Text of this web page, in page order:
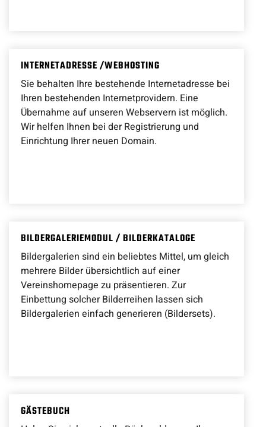
INTERNETADRESSE /WEBHOSTING
Sie behalten Ihre bestehende Internetadresse bei
Ihren bestehenden Internetprovidern. Eine
Übernahme auf unseren Webservern ist möglich.
Wir helfen Ihnen bei der Registrierung und
Einrichtung Ihrer neuen Domain.
BILDERGALERIEMODUL / BILDERKATALOGE
Bildergalerien sind ein beliebtes Mittel, um gleich
mehrere Bilder übersichtlich auf einer
Vereinshomepage zu präsentieren. Zur
Einbettung solcher Bilderreihen lassen sich
Bildergalerien einfach generieren (Bildersets).
GÄSTEBUCH